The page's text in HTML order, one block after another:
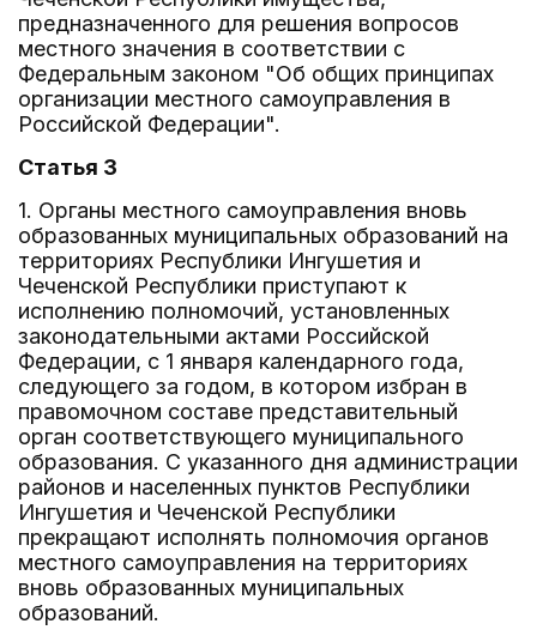
предназначенного для решения вопросов
местного значения в соответствии с
Федеральным законом "Об общих принципах
организации местного самоуправления в
Российской Федерации".
Статья 3
1. Органы местного самоуправления вновь
образованных муниципальных образований на
территориях Республики Ингушетия и
Чеченской Республики приступают к
исполнению полномочий, установленных
законодательными актами Российской
Федерации, с 1 января календарного года,
следующего за годом, в котором избран в
правомочном составе представительный
орган соответствующего муниципального
образования. С указанного дня администрации
районов и населенных пунктов Республики
Ингушетия и Чеченской Республики
прекращают исполнять полномочия органов
местного самоуправления на территориях
вновь образованных муниципальных
образований.